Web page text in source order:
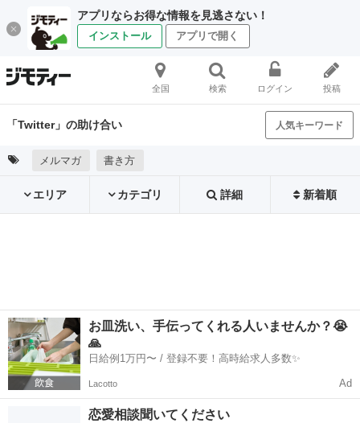
アプリならお得な情報を見逃さない！
インストール アプリで開く
全国 検索 ログイン 投稿
「Twitter」の助け合い 人気キーワード
メルマガ 書き方
エリア カテゴリ 詳細 新着順
お皿洗い、手伝ってくれる人いませんか？😭
🙏
日給例1万円〜 / 登録不要！高時給求人多数✨
Lacotto Ad
恋愛相談聞いてください